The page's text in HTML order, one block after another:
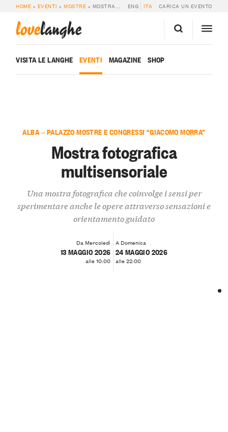
HOME » EVENTI »MOSTRE » MOSTRA FOTOGRAFICA MULTISENSORIALE ENG ITA CARICA UN EVENTO
lovelanghe
VISITA LE LANGHE EVENTI MAGAZINE SHOP
ALBA — PALAZZO MOSTRE E CONGRESSI “GIACOMO MORRA”
Mostra fotografica
multisensoriale
Una mostra fotografica che coinvolge i sensi per
sperimentare anche le opere attraverso sensazioni e
orientamento guidato
Da Mercoledì
13 MAGGIO 2026
alle 10:00
A Domenica
24 MAGGIO 2026
alle 22:00